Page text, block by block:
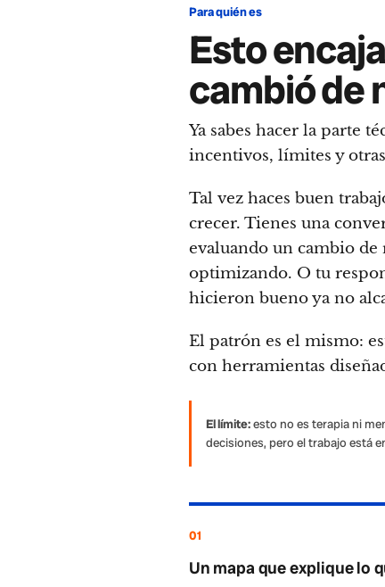
Para quién es
Esto
cambió de
Ya sabes hacer la parte
incentivos, límites y
Tal vez haces buen
crecer. Tienes una
evaluando un cambio de
optimizando. O tu
hicieron bueno ya no
El patrón es el mismo:
con herramientas
El límite:esto no es terapia ni
decisiones, pero el trabajo está
01
Un mapa que explique lo